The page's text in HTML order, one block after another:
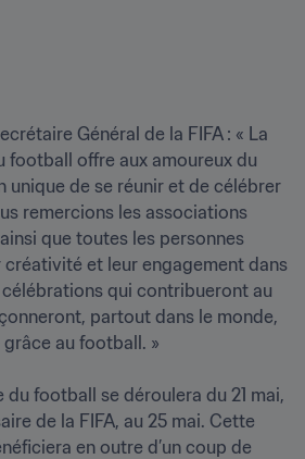
Général de la FIFA : « La
football offre aux amoureux du
unique de se réunir et de célébrer
remercions les associations
que toutes les personnes
et leur engagement dans
célébrations qui contribueront au
partout dans le monde,
au football. »
du football se déroulera du 21 mai,
de la FIFA, au 25 mai. Cette
en outre d’un coup de